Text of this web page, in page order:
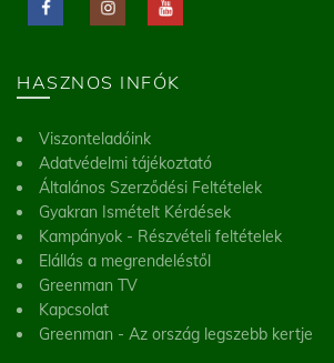
HASZNOS INFÓK
Viszonteladóink
Adatvédelmi tájékoztató
Általános Szerződési Feltételek
Gyakran Ismételt Kérdések
Kampányok - Részvételi feltételek
Elállás a megrendeléstől
Greenman TV
Kapcsolat
Greenman - Az ország legszebb kertje